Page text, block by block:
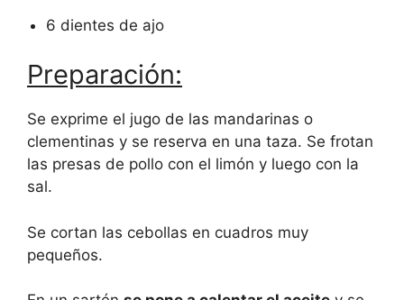
6 dientes de ajo
Preparación:
Se exprime el jugo de las mandarinas o
clementinas y se reserva en una taza. Se frotan
las presas de pollo con el limón y luego con la
sal.
Se cortan las cebollas en cuadros muy
pequeños.